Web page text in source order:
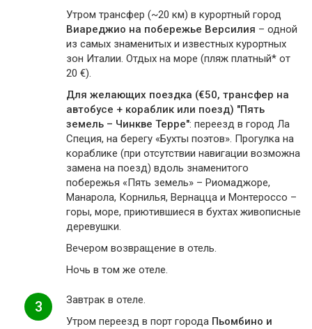
Утром трансфер (~20 км) в курортный город
Виареджио на побережье Версилия – одной
из самых знаменитых и известных курортных
зон Италии. Отдых на море (пляж платный* от
20 €).
Для желающих поездка (€50, трансфер на
автобусе + кораблик или поезд) "Пять
земель – Чинкве Терре": переезд в город Ла
Специя, на берегу «Бухты поэтов». Прогулка на
кораблике (при отсутствии навигации возможна
замена на поезд) вдоль знаменитого
побережья «Пять земель» – Риомаджоре,
Манарола, Корнилья, Вернацца и Монтероссо –
горы, море, приютившиеся в бухтах живописные
деревушки.
Вечером возвращение в отель.
Ночь в том же отеле.
3
Завтрак в отеле.
Утром переезд в порт города Пьомбино и